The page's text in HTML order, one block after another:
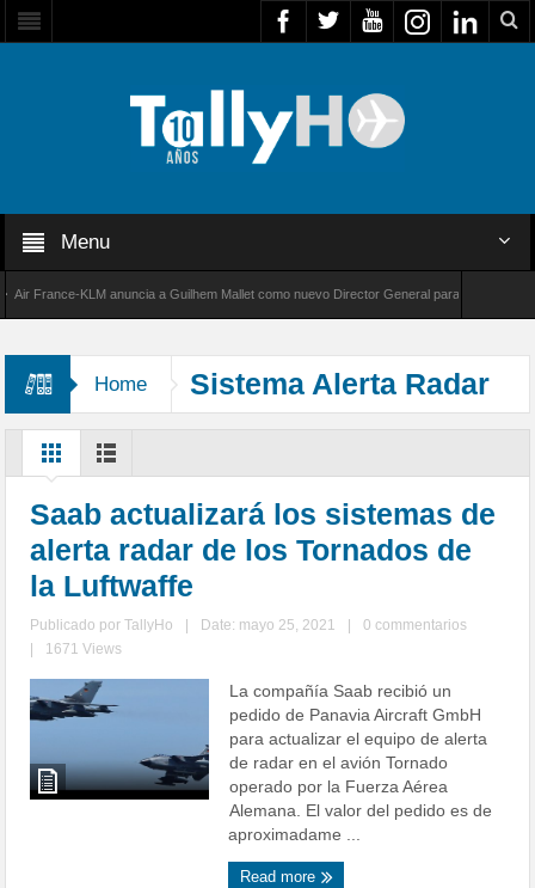
Menu
France-KLM anuncia a Guilhem Mallet como nuevo Director General para América Latina
Home Sistema Alerta Radar
Saab actualizará los sistemas de
alerta radar de los Tornados de
la Luftwaffe
Publicado porTallyHo Date: mayo 25, 2021
0 commentarios
1671 Views
La compañía Saab recibió un
pedido de Panavia Aircraft GmbH
para actualizar el equipo de alerta
de radar en el avión Tornado
operado por la Fuerza Aérea
Alemana. El valor del pedido es de
aproximadame ...
Read more